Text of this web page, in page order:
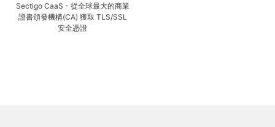
Sectigo CaaS - 從全球最大的商業
證書頒發機構(CA) 獲取 TLS/SSL
安全憑證